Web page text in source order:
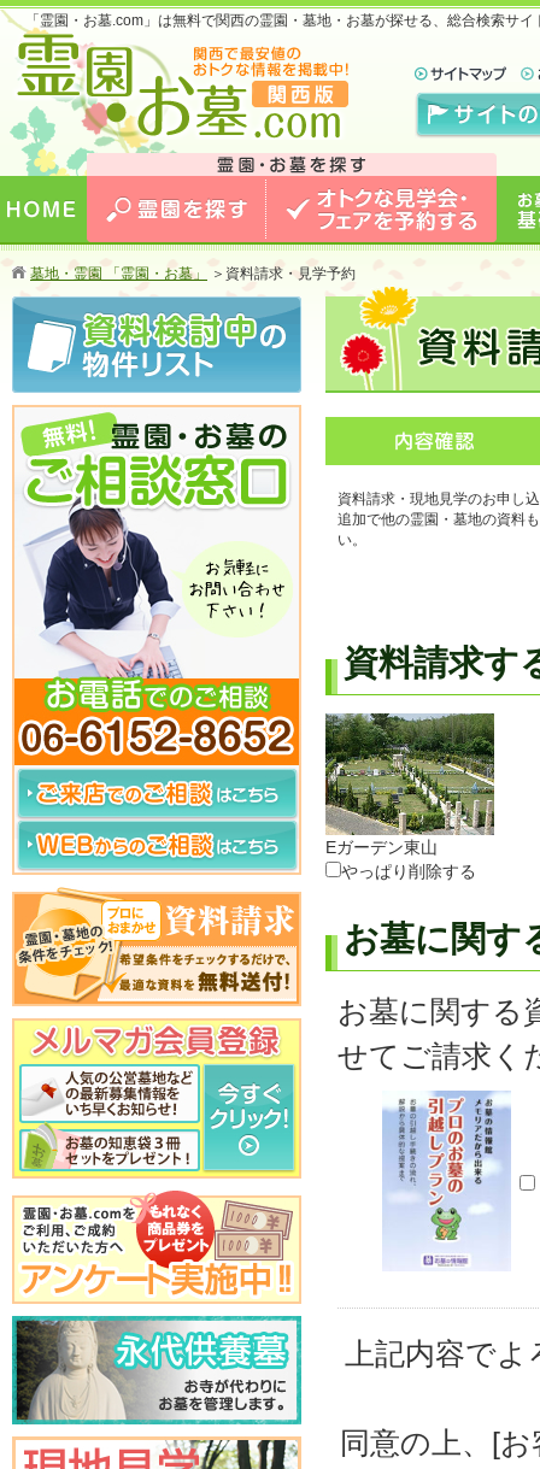
「霊園・お墓.com」は無料で関西の霊園・墓地・お墓が探せる、総合検索サ
お墓のことなら霊園・お墓.com 関西版 関西で
最安値のおトクな情報を掲載中！
する
墓地・霊園 「霊園・お墓」 ＞ 資料請求・見学予約
資料請求・現地見学のお申し
追加で他の霊園・墓地の資料
い。
資料請求す
Eガーデン東山
やっぱり削除する
お墓に関す
お墓に関する
せてご請求く
上記内容で
同意の上、[